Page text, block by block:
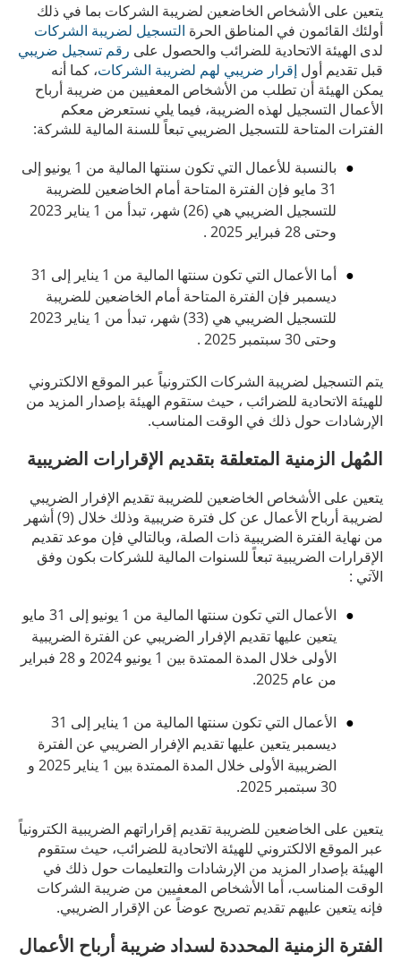
يتعين على الأشخاص الخاضعين لضريبة الشركات بما في ذلك
أولئك القائمون في المناطق الحرة التسجيل لضريبة الشركات
لدى الهيئة الاتحادية للضرائب والحصول على رقم تسجيل ضريبي
قبل تقديم أول إقرار ضريبي لهم لضريبة الشركات، كما أنه
يمكن الهيئة أن تطلب من الأشخاص المعفيين من ضريبة أرباح
الأعمال التسجيل لهذه الضريبة، فيما يلي نستعرض معكم
الفترات المتاحة للتسجيل الضريبي تبعاً للسنة المالية للشركة:
بالنسبة للأعمال التي تكون سنتها المالية من 1 يونيو إلى
31 مايو فإن الفترة المتاحة أمام الخاضعين للضريبة
للتسجيل الضريبي هي (26) شهر، تبدأ من 1 يناير 2023
وحتى 28 فبراير 2025 .
أما الأعمال التي تكون سنتها المالية من 1 يناير إلى 31
ديسمبر فإن الفترة المتاحة أمام الخاضعين للضريبة
للتسجيل الضريبي هي (33) شهر، تبدأ من 1 يناير 2023
وحتى 30 سبتمبر 2025 .
يتم التسجيل لضريبة الشركات الكترونياً عبر الموقع الالكتروني
للهيئة الاتحادية للضرائب ، حيث ستقوم الهيئة بإصدار المزيد من
الإرشادات حول ذلك في الوقت المناسب.
المُهل الزمنية المتعلقة بتقديم الإقرارات الضريبية
يتعين على الأشخاص الخاضعين للضريبة تقديم الإفرار الضريبي
لضريبة أرباح الأعمال عن كل فترة ضريبية وذلك خلال (9) أشهر
من نهاية الفترة الضريبية ذات الصلة، وبالتالي فإن موعد تقديم
الإقرارات الضريبية تبعاً للسنوات المالية للشركات بكون وفق
الآتي :
الأعمال التي تكون سنتها المالية من 1 يونيو إلى 31 مايو
يتعين عليها تقديم الإفرار الضريبي عن الفترة الضريبية
الأولى خلال المدة الممتدة بين 1 يونيو 2024 و 28 فبراير
من عام 2025.
الأعمال التي تكون سنتها المالية من 1 يناير إلى 31
ديسمبر يتعين عليها تقديم الإفرار الضريبي عن الفترة
الضريبية الأولى خلال المدة الممتدة بين 1 يناير 2025 و
30 سبتمبر 2025.
يتعين على الخاضعين للضريبة تقديم إقراراتهم الضريبية الكترونياً
عبر الموقع الالكتروني للهيئة الاتحادية للضرائب، حيث ستقوم
الهيئة بإصدار المزيد من الإرشادات والتعليمات حول ذلك في
الوقت المناسب، أما الأشخاص المعفيين من ضريبة الشركات
فإنه يتعين عليهم تقديم تصريح عوضاً عن الإقرار الضريبي.
الفترة الزمنية المحددة لسداد ضريبة أرباح الأعمال